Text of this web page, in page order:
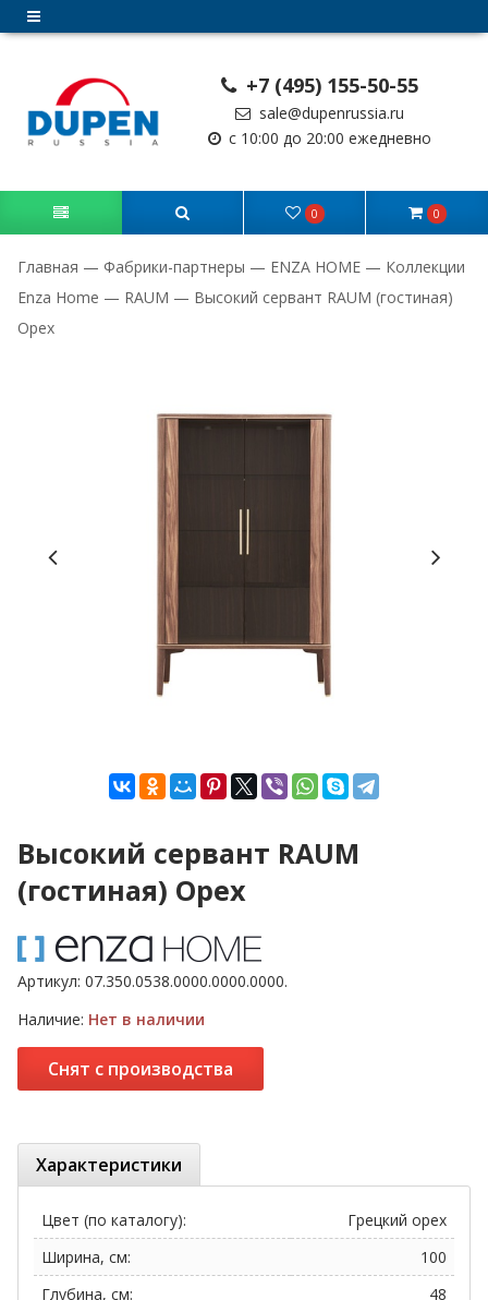
+7 (495) 155-50-55
sale@dupenrussia.ru
с 10:00 до 20:00 ежедневно
0 0
Главная — Фабрики-партнеры — ENZA HOME — Коллекции
Enza Home — RAUM — Высокий сервант RAUM (гостиная)
Орех
Высокий сервант RAUM
(гостиная) Орех
Артикул: 07.350.0538.0000.0000.0000.
Наличие: Нет в наличии
Снят с производства
Характеристики
Цвет (по каталогу):
Грецкий орех
Ширина, см:
100
Глубина, см:
48